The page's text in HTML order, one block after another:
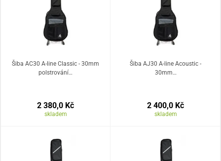
Šiba AC30 A-line Classic - 30mm
polstrování…
2 380,0 Kč
skladem
Šiba AJ30 A-line Acoustic -
30mm…
2 400,0 Kč
skladem